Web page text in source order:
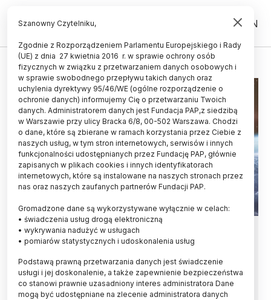
PL EN
ASTRONAUTYKA
Rzeczniczka CBK PAN:
astronautyka to wciąż nisza, a
zawodowy astronauta to nadal
"wybraniec"
Szanowny Czytelniku,
Zgodnie z Rozporządzeniem Parlamentu Europejskiego i Rady
(UE) z dnia 27 kwietnia 2016 r. w sprawie ochrony osób
fizycznych w związku z przetwarzaniem danych osobowych i
w sprawie swobodnego przepływu takich danych oraz
uchylenia dyrektywy 95/46/WE (ogólne rozporządzenie o
ochronie danych) informujemy Cię o przetwarzaniu Twoich
danych. Administratorem danych jest Fundacja PAP,z siedzibą
w Warszawie przy ulicy Bracka 6/8, 00-502 Warszawa. Chodzi
o dane, które są zbierane w ramach korzystania przez Ciebie z
naszych usług, w tym stron internetowych, serwisów i innych
funkcjonalności udostępnianych przez Fundację PAP, głównie
zapisanych w plikach cookies i innych identyfikatorach
internetowych, które są instalowane na naszych stronach przez
nas oraz naszych zaufanych partnerów Fundacji PAP.
Gromadzone dane są wykorzystywane wyłącznie w celach:
• świadczenia usług drogą elektroniczną
• wykrywania nadużyć w usługach
• pomiarów statystycznych i udoskonalenia usług
Podstawą prawną przetwarzania danych jest świadczenie
usługi i jej doskonalenie, a także zapewnienie bezpieczeństwa
co stanowi prawnie uzasadniony interes administratora Dane
mogą być udostępniane na zlecenie administratora danych